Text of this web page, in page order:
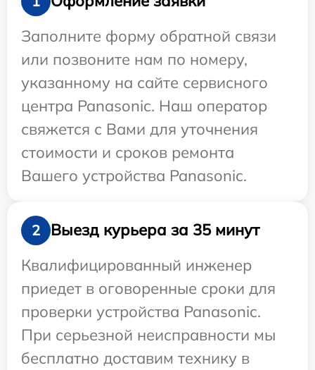
Заполните форму обратной связи
или позвоните нам по номеру,
указанному на сайте сервисного
центра Panasonic. Наш оператор
свяжется с Вами для уточнения
стоимости и сроков ремонта
Вашего устройства Panasonic.
2
Выезд курьера за 35 минут
Квалифицированный инженер
приедет в оговоренные сроки для
проверки устройства Panasonic.
При серьезной неисправности мы
бесплатно доставим технику в